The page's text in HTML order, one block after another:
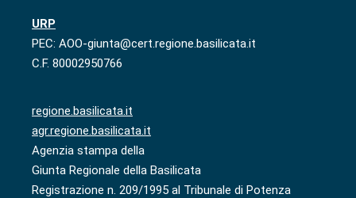
URP
PEC: AOO-giunta@cert.regione.basilicata.it
C.F. 80002950766
regione.basilicata.it
agr.regione.basilicata.it
Agenzia stampa della
Giunta Regionale della Basilicata
Registrazione n. 209/1995 al Tribunale di Potenza